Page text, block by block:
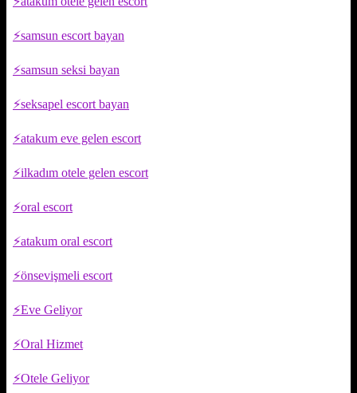
samsun escort bayan
samsun seksi bayan
seksapel escort bayan
atakum eve gelen escort
ilkadım otele gelen escort
oral escort
atakum oral escort
önsevişmeli escort
Eve Geliyor
Oral Hizmet
Otele Geliyor